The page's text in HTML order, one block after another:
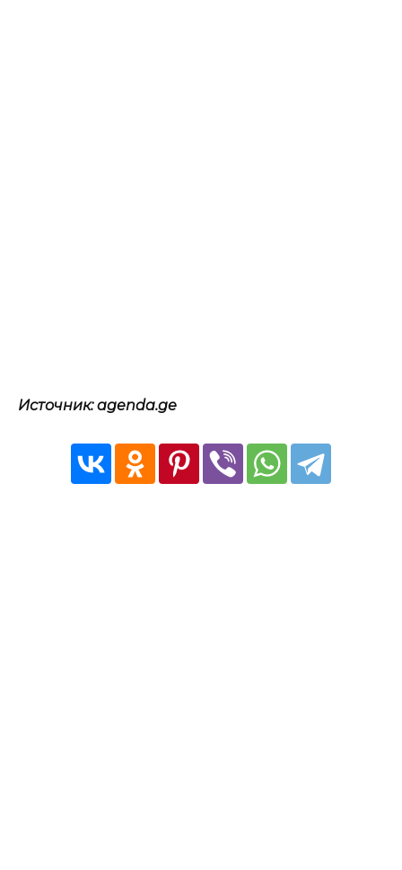
Источник: agenda.ge